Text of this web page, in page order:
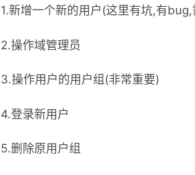
1.新增一个新的用户(这里有坑,有
2.操作域管理员
3.操作用户的用户组(非常重要)
4.登录新用户
5.删除原用户组